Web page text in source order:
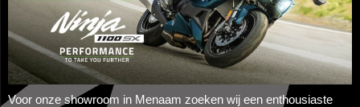
Voor onze showroom in Menaam zoeken wij een enthousiaste